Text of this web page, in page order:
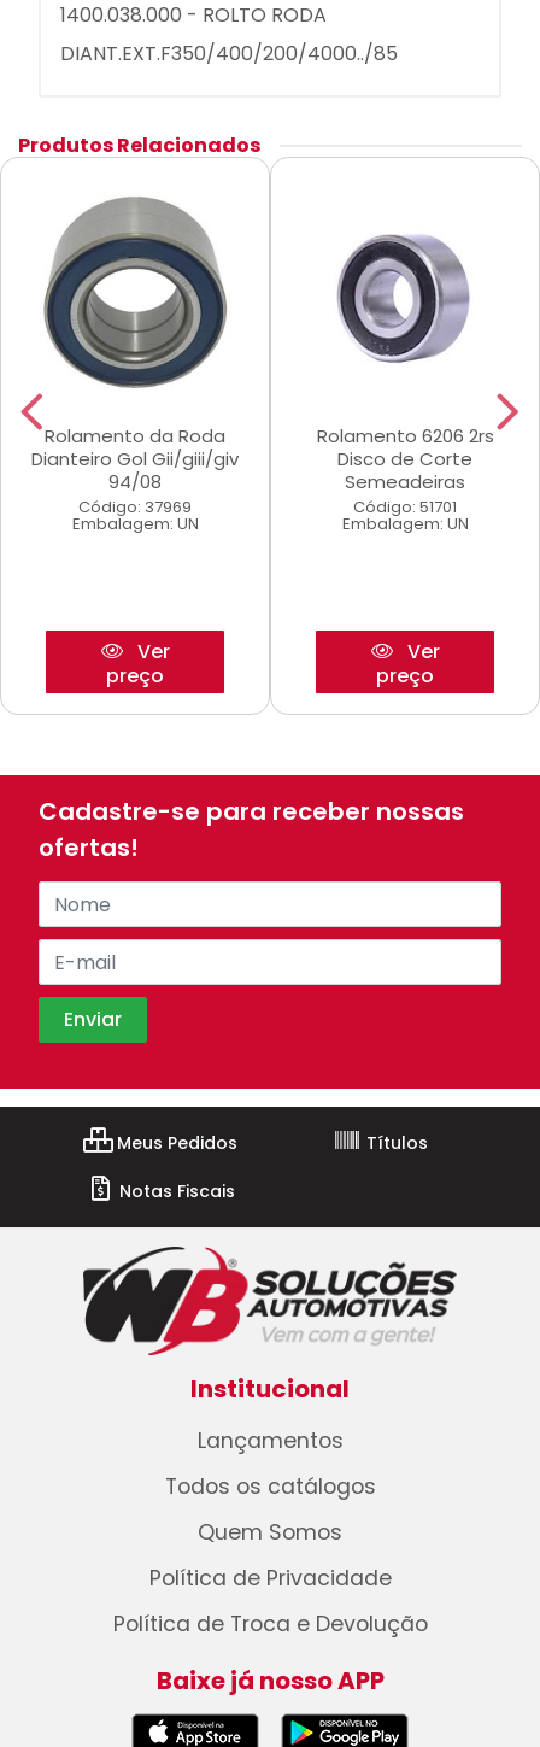
1400.038.000 - ROLTO RODA
DIANT.EXT.F350/400/200/4000../85
Produtos Relacionados
Rolamento da Roda
Dianteiro Gol Gii/giii/giv
94/08
Código: 37969
Embalagem: UN
Ver
preço
Rolamento 6206 2rs
Disco de Corte
Semeadeiras
Código: 51701
Embalagem: UN
Ver
preço
Cadastre-se para receber nossas
ofertas!
Meus Pedidos
Títulos
Notas Fiscais
Institucional
Lançamentos
Todos os catálogos
Quem Somos
Política de Privacidade
Política de Troca e Devolução
Baixe já nosso APP